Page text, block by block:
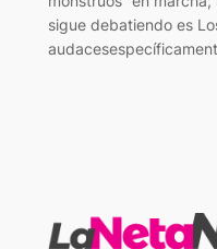
sigue debatiendo es